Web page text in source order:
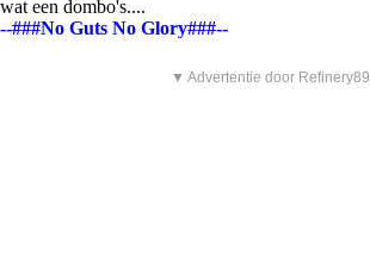
wat een dombo's....
--###No Guts No Glory###--
▼ Advertentie door Refinery89